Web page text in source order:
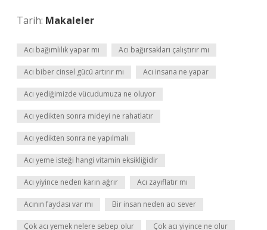
Tarih: Makaleler
Acı bağımlılık yapar mı Acı bağırsakları çalıştırır mı
Acı biber cinsel gücü artırır mı Acı insana ne yapar
Acı yediğimizde vücudumuza ne oluyor
Acı yedikten sonra mideyi ne rahatlatır
Acı yedikten sonra ne yapılmalı
Acı yeme isteği hangi vitamin eksikliğidir
Acı yiyince neden karın ağrır Acı zayıflatır mı
Acının faydası var mı Bir insan neden acı sever
Çok acı yemek nelere sebep olur Çok acı yiyince ne olur